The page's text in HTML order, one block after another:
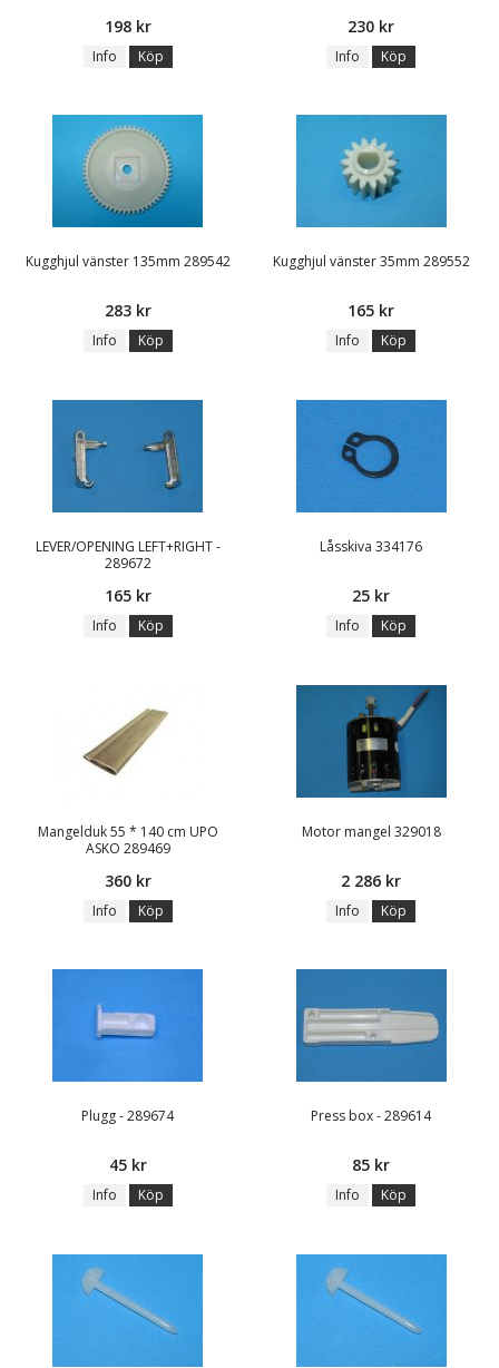
198 kr
Info Köp
230 kr
Info Köp
Kugghjul vänster 135mm 289542
283 kr
Info Köp
Kugghjul vänster 35mm 289552
165 kr
Info Köp
LEVER/OPENING LEFT+RIGHT -
289672
165 kr
Info Köp
Låsskiva 334176
25 kr
Info Köp
Mangelduk 55 * 140 cm UPO
ASKO 289469
360 kr
Info Köp
Motor mangel 329018
2 286 kr
Info Köp
Plugg - 289674
45 kr
Info Köp
Press box - 289614
85 kr
Info Köp